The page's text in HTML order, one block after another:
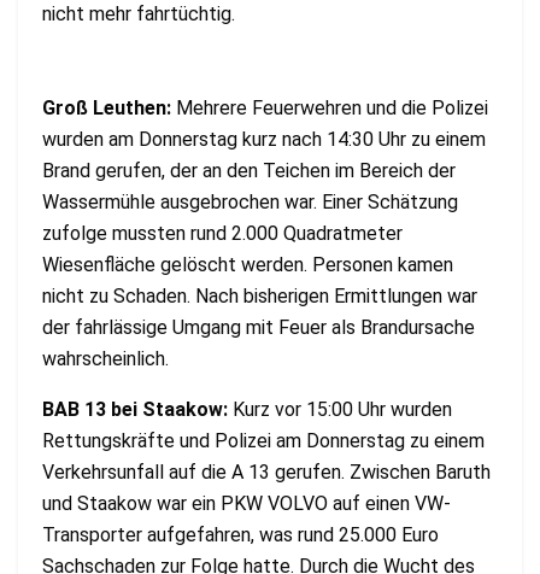
nicht mehr fahrtüchtig.
Groß Leuthen: Mehrere Feuerwehren und die Polizei
wurden am Donnerstag kurz nach 14:30 Uhr zu einem
Brand gerufen, der an den Teichen im Bereich der
Wassermühle ausgebrochen war. Einer Schätzung
zufolge mussten rund 2.000 Quadratmeter
Wiesenfläche gelöscht werden. Personen kamen
nicht zu Schaden. Nach bisherigen Ermittlungen war
der fahrlässige Umgang mit Feuer als Brandursache
wahrscheinlich.
BAB 13 bei Staakow: Kurz vor 15:00 Uhr wurden
Rettungskräfte und Polizei am Donnerstag zu einem
Verkehrsunfall auf die A 13 gerufen. Zwischen Baruth
und Staakow war ein PKW VOLVO auf einen VW-
Transporter aufgefahren, was rund 25.000 Euro
Sachschaden zur Folge hatte. Durch die Wucht des